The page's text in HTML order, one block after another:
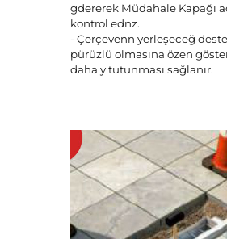
gdererek Müdahale Kapağı
kontrol ednz.
- Çerçevenn yerleşeceğ
pürüzlü olmasına özen
daha y tutunması sağlanır.